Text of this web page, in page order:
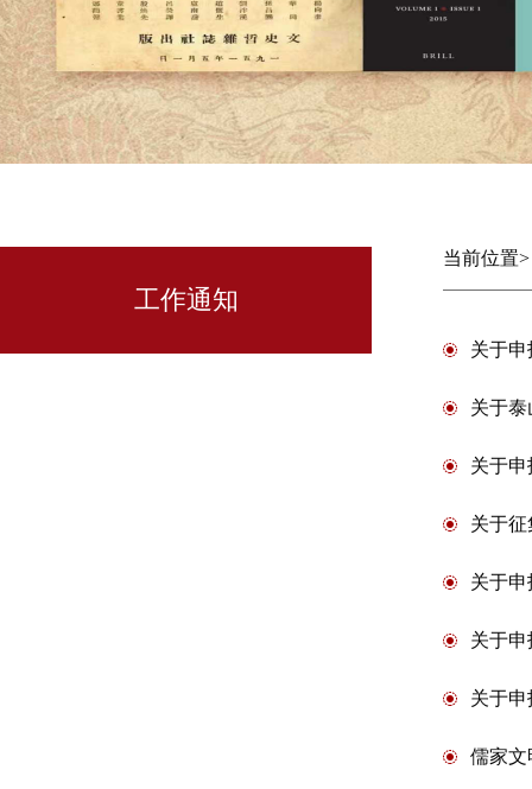
工作通知
当前位置
关于
关于
关于
关于征
关于
关于申
关于申
儒家文